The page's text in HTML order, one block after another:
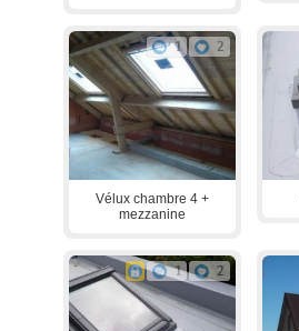
1 2
Vélux chambre 4 +
mezzanine
1 2